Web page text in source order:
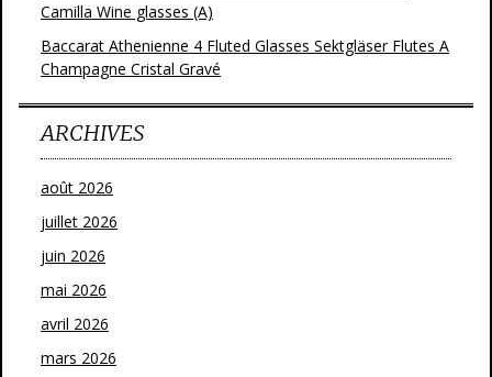
Camilla Wine glasses (A)
Baccarat Athenienne 4 Fluted Glasses Sektgläser Flutes A
Champagne Cristal Gravé
ARCHIVES
août 2026
juillet 2026
juin 2026
mai 2026
avril 2026
mars 2026